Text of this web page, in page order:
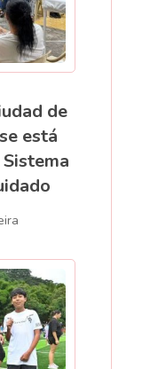
de
está